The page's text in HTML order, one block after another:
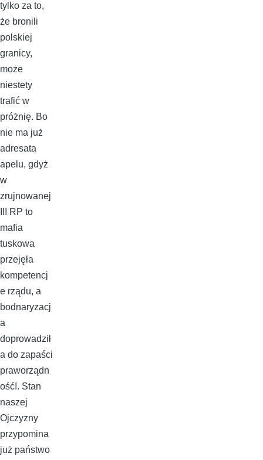
tylko za to,
że bronili
polskiej
granicy,
może
niestety
trafić w
próżnię. Bo
nie ma już
adresata
apelu, gdyż
w
zrujnowanej
III RP to
mafia
tuskowa
przejęła
kompetencj
e rządu, a
bodnaryzacj
a
doprowadził
a do zapaści
praworządn
ość!. Stan
naszej
Ojczyzny
przypomina
już państwo